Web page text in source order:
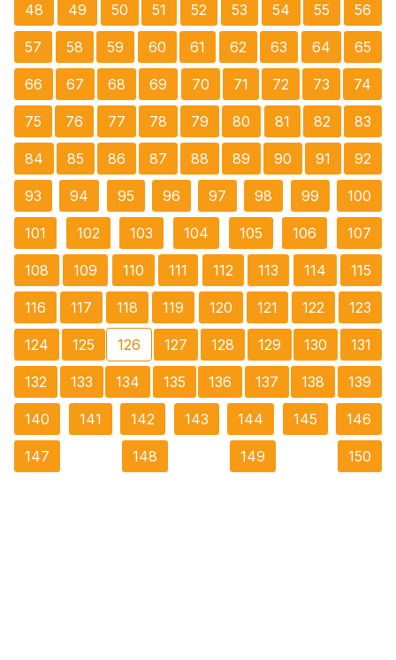
48 49 50 51 52 53 54 55 56
57 58 59 60 61 62 63 64 65
66 67 68 69 70 71 72 73 74
75 76 77 78 79 80 81 82 83
84 85 86 87 88 89 90 91 92
93 94 95 96 97 98 99 100
101 102 103 104 105 106 107
108 109 110 111 112 113 114 115
116 117 118 119 120 121 122 123
124 125 126 127 128 129 130 131
132 133 134 135 136 137 138 139
140 141 142 143 144 145 146
147 148 149 150